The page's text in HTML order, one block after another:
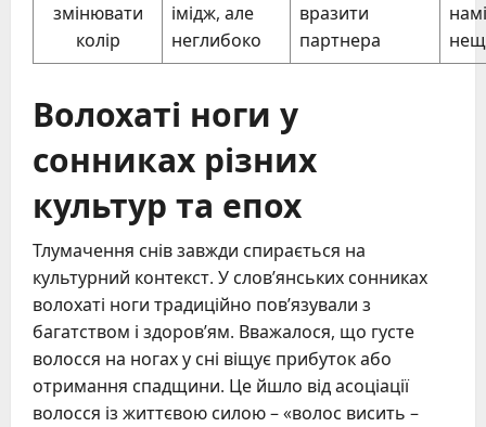
змінювати
колір
імідж, але
неглибоко
вразити
партнера
Волохаті ноги у
сонниках різних
культур та епох
Тлумачення снів завжди спирається на
культурний контекст. У слов’янських сонниках
волохаті ноги традиційно пов’язували з
багатством і здоров’ям. Вважалося, що густе
волосся на ногах у сні віщує прибуток або
отримання спадщини. Це йшло від асоціації
волосся із життєвою силою – «волос висить –